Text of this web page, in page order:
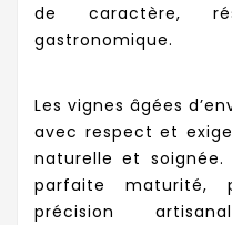
de caractère,
gastronomique.
Les vignes âgées
avec respect et
naturelle et soignée.
parfaite maturité,
précision